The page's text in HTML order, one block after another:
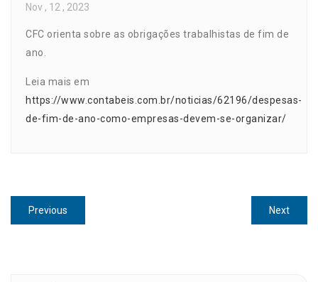
Nov , 12 , 2023
CFC orienta sobre as obrigações trabalhistas de fim de
ano.
Leia mais em
https://www.contabeis.com.br/noticias/62196/despesas-
de-fim-de-ano-como-empresas-devem-se-organizar/
Navegação
de
Previous
post:
NextNext
post: